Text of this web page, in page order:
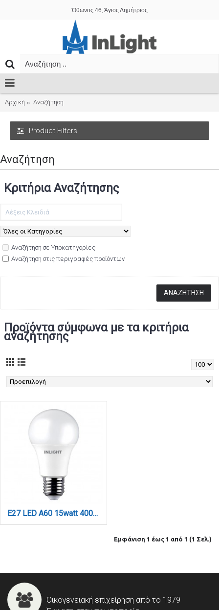
Όθωνος 46, Άγιος Δημήτριος
Αρχική Αναζήτηση
Product Filters
Αναζήτηση
Κριτήρια Αναζήτησης
Αναζήτηση σε Υποκατηγορίες
Αναζήτηση στις περιγραφές προϊόντων
Προϊόντα σύμφωνα με τα κριτήρια
αναζήτησης
E27 LED A60 15watt 4000Κ Φυσικό Λευκό (7.27.15.04.2)
Εμφάνιση 1 έως 1 από 1 (1 Σελ.)
Οικογενειακή επιχείρηση από το 1979